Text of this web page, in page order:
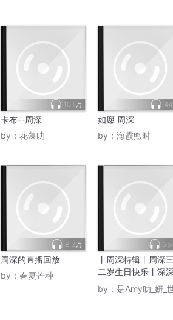
10.1万
卡布--周深
by： 花藻叻
如愿 周深
by： 海霞煦时
8.3万
周深的直播回放
by： 春夏芒种
丨周深特辑丨周深
二岁生日快乐丨深
油丨
by： 是Amy叻_妍_世界好